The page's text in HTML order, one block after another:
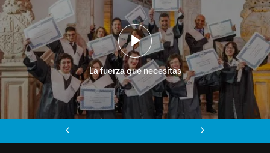
La fuerza que necesitas